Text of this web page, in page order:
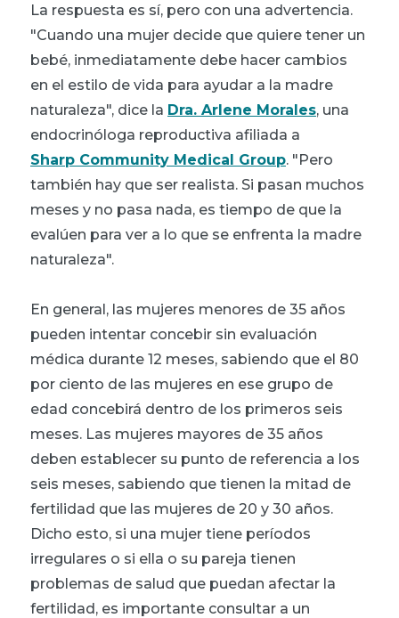
La respuesta es sí, pero con una advertencia.
"Cuando una mujer decide que quiere tener un
bebé, inmediatamente debe hacer cambios
en el estilo de vida para ayudar a la madre
naturaleza", dice la Dra. Arlene Morales, una
endocrinóloga reproductiva afiliada a
Sharp Community Medical Group. "Pero
también hay que ser realista. Si pasan muchos
meses y no pasa nada, es tiempo de que la
evalúen para ver a lo que se enfrenta la madre
naturaleza".
En general, las mujeres menores de 35 años
pueden intentar concebir sin evaluación
médica durante 12 meses, sabiendo que el 80
por ciento de las mujeres en ese grupo de
edad concebirá dentro de los primeros seis
meses. Las mujeres mayores de 35 años
deben establecer su punto de referencia a los
seis meses, sabiendo que tienen la mitad de
fertilidad que las mujeres de 20 y 30 años.
Dicho esto, si una mujer tiene períodos
irregulares o si ella o su pareja tienen
problemas de salud que puedan afectar la
fertilidad, es importante consultar a un